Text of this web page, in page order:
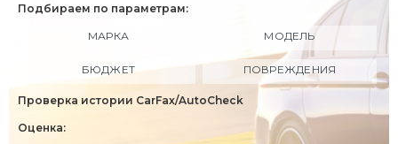
Подбираем по параметрам:
МАРКА МОДЕЛЬ
БЮДЖЕТ ПОВРЕЖДЕНИЯ
Проверка истории CarFax/AutoCheck
Оценка: